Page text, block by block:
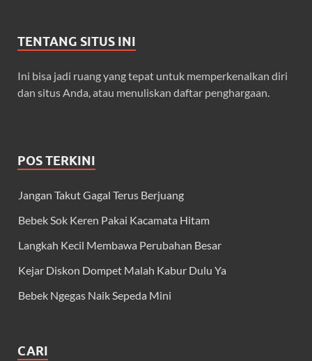
TENTANG SITUS INI
Ini bisa jadi ruang yang tepat untuk memperkenalkan diri
dan situs Anda, atau menuliskan daftar penghargaan.
POS TERKINI
Jangan Takut Gagal Terus Berjuang
Bebek Sok Keren Pakai Kacamata Hitam
Langkah Kecil Membawa Perubahan Besar
Kejar Diskon Dompet Malah Kabur Dulu Ya
Bebek Ngegas Naik Sepeda Mini
CARI